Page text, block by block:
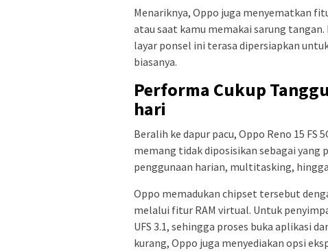
Menariknya, Oppo juga menyematkan
atau saat kamu memakai sarung
layar ponsel ini terasa dipersiapkan
biasanya.
Performa Cukup
hari
Beralih ke dapur pacu, Oppo Reno 15 FS
memang tidak diposisikan sebagai
penggunaan harian, multitasking,
Oppo memadukan chipset tersebut
melalui fitur RAM virtual. Untuk
UFS 3.1, sehingga proses buka aplikasi
kurang, Oppo juga menyediakan opsi